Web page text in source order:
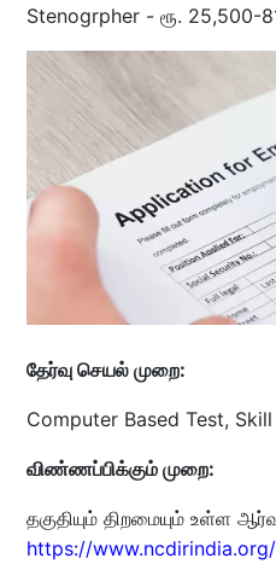
Stenogrpher - ரூ. 25,500-
தேர்வு செயல் முறை:
Computer Based Test, Skill
விண்ணப்பிக்கும் முறை:
தகுதியும் திறமையும் உள்ள
https://www.ncdirindia.org/